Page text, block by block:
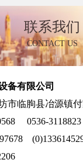
联系我们
CONTACT US
备有限公司
市临朐县冶源镇
0536-3118823